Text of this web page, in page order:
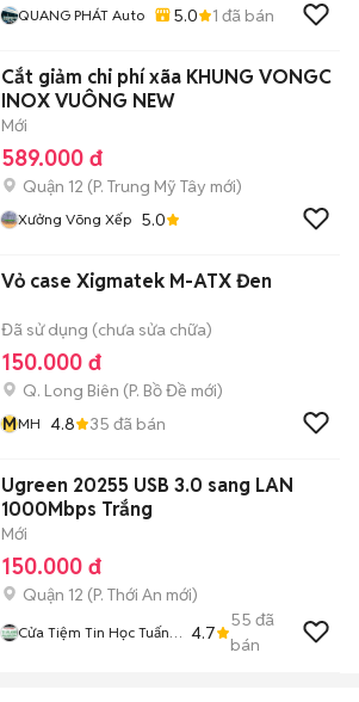
QUANG PHÁT Auto 5.0 1 đã bán
Cắt giảm chi phí xãa KHUNG VONGC
INOX VUÔNG NEW
Mới
589.000 đ
Quận 12 (P. Trung Mỹ Tây mới)
Xưởng Võng Xếp 5.0
Vỏ case Xigmatek M-ATX Đen
Đã sử dụng (chưa sửa chữa)
150.000 đ
Q. Long Biên (P. Bồ Đề mới)
MMH 4.8 35 đã bán
Ugreen 20255 USB 3.0 sang LAN
1000Mbps Trắng
Mới
150.000 đ
Quận 12 (P. Thới An mới)
Cửa Tiệm Tin Học Tuấn
4.7
55 đã
bán